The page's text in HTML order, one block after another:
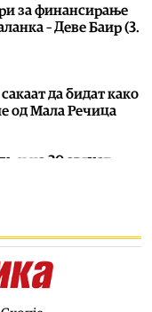
за финансирање
– Деве Баир (3.
да бидат како
од Мала Речица
на 20 август
на потпишување
на
– Деве Баир